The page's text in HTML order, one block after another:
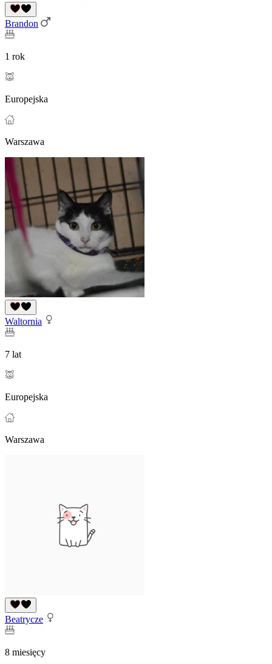
Brandon
1 rok
Europejska
Warszawa
Waltornia
7 lat
Europejska
Warszawa
Beatrycze
8 miesięcy